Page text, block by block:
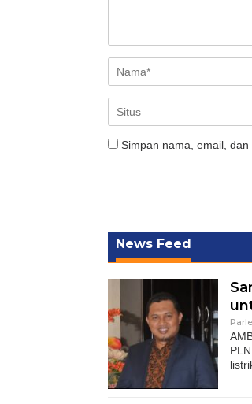
Simpan nama, email,
News Feed